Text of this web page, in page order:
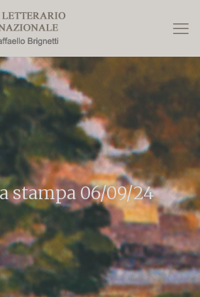
stampa 06/09/24